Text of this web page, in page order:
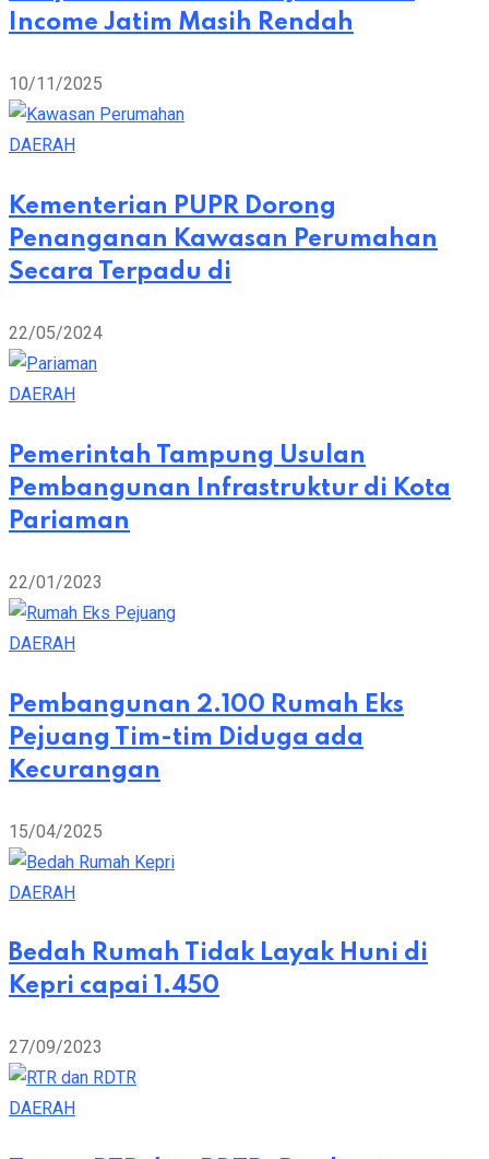
Income Jatim Masih Rendah
10/11/2025
DAERAH
Kementerian PUPR Dorong
Penanganan Kawasan Perumahan
Secara Terpadu di
22/05/2024
DAERAH
Pemerintah Tampung Usulan
Pembangunan Infrastruktur di Kota
Pariaman
22/01/2023
DAERAH
Pembangunan 2.100 Rumah Eks
Pejuang Tim-tim Diduga ada
Kecurangan
15/04/2025
DAERAH
Bedah Rumah Tidak Layak Huni di
Kepri capai 1.450
27/09/2023
DAERAH